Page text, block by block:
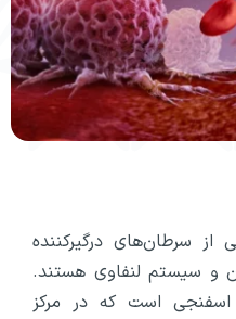
سرطان‌های درگیرکننده
و سیستم لنفاوی هستند.
است که در مرکز